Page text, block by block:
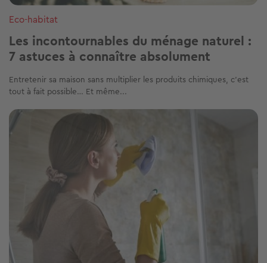
Eco-habitat
Les incontournables du ménage naturel :
7 astuces à connaître absolument
Entretenir sa maison sans multiplier les produits chimiques, c’est
tout à fait possible… Et même...
Image